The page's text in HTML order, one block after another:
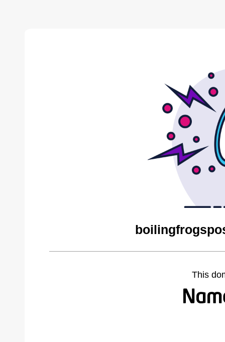
This